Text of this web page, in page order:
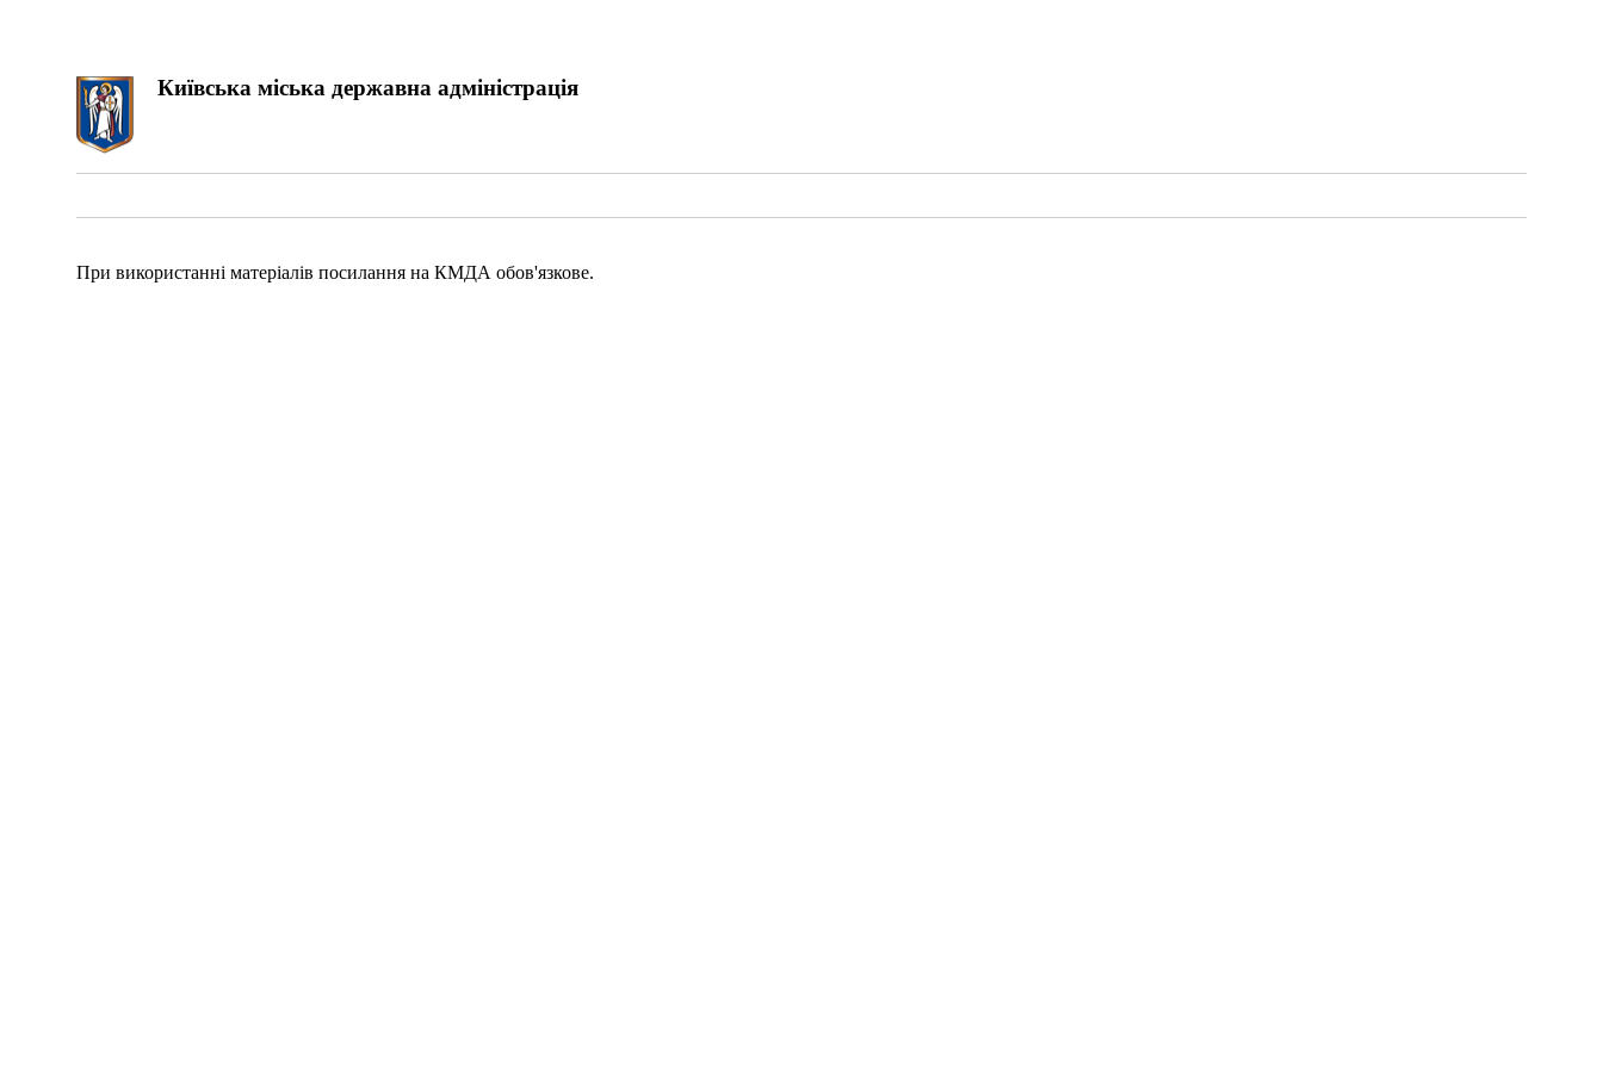
Київська міська державна адміністрація
При використанні матеріалів посилання на КМДА обов'язкове.